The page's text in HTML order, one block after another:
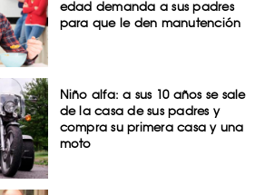
edad demanda a sus padres
para que le den manutención
Niño alfa: a sus 10 años se sale
de la casa de sus padres y
compra su primera casa y una
moto